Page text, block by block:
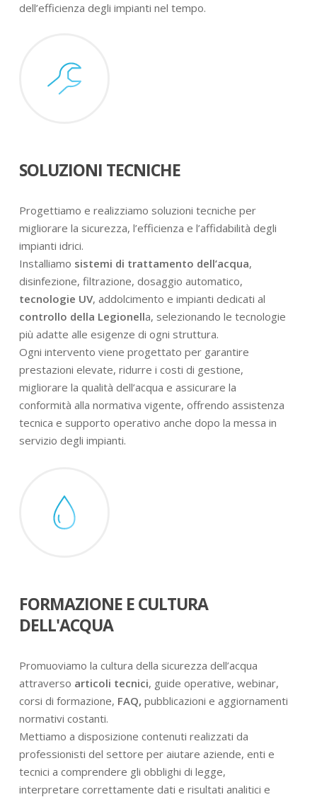
dell’efficienza degli impianti nel tempo.
SOLUZIONI TECNICHE
Progettiamo e realizziamo soluzioni tecniche per
migliorare la sicurezza, l’efficienza e l’affidabilità degli
impianti idrici.
Installiamo sistemi di trattamento dell’acqua,
disinfezione, filtrazione, dosaggio automatico,
tecnologie UV, addolcimento e impianti dedicati al
controllo della Legionella, selezionando le tecnologie
più adatte alle esigenze di ogni struttura.
Ogni intervento viene progettato per garantire
prestazioni elevate, ridurre i costi di gestione,
migliorare la qualità dell’acqua e assicurare la
conformità alla normativa vigente, offrendo assistenza
tecnica e supporto operativo anche dopo la messa in
servizio degli impianti.
FORMAZIONE E CULTURA
DELL'ACQUA
Promuoviamo la cultura della sicurezza dell’acqua
attraverso articoli tecnici, guide operative, webinar,
corsi di formazione, FAQ, pubblicazioni e aggiornamenti
normativi costanti.
Mettiamo a disposizione contenuti realizzati da
professionisti del settore per aiutare aziende, enti e
tecnici a comprendere gli obblighi di legge,
interpretare correttamente dati e risultati analitici e